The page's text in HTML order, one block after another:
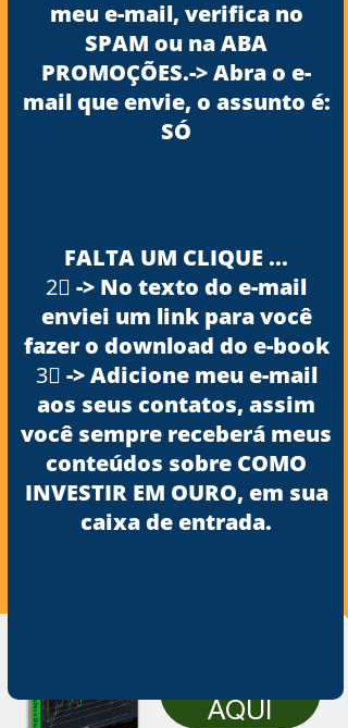
AQUI
meu e-mail, verifica no
SPAM ou na ABA
PROMOÇÕES.-> Abra o e-
mail que envie, o assunto é:
SÓ
FALTA UM CLIQUE ...
2⃣ -> No texto do e-mail
enviei um link para você
fazer o download do e-book
3⃣ -> Adicione meu e-mail
aos seus contatos, assim
você sempre receberá meus
conteúdos sobre COMO
INVESTIR EM OURO, em sua
caixa de entrada.